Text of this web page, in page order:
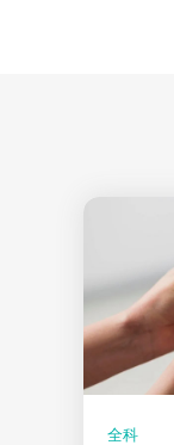
全科